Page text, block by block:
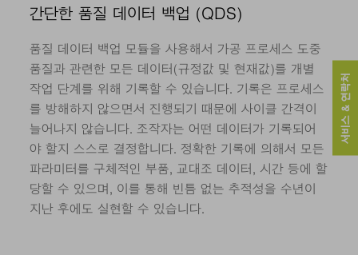
간단한 품질 데이터 백업 (QDS)
품질 데이터 백업 모듈을 사용해서 가공 프로세스 도중
품질과 관련한 모든 데이터(규정값 및 현재값)를 개별
작업 단계를 위해 기록할 수 있습니다. 기록은 프로세스
를 방해하지 않으면서 진행되기 때문에 사이클 간격이
늘어나지 않습니다. 조작자는 어떤 데이터가 기록되어
야 할지 스스로 결정합니다. 정확한 기록에 의해서 모든
파라미터를 구체적인 부품, 교대조 데이터, 시간 등에 할
당할 수 있으며, 이를 통해 빈틈 없는 추적성을 수년이
지난 후에도 실현할 수 있습니다.
서비스 & 연락처